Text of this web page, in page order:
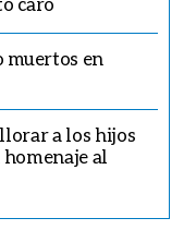
muertos en
a los hijos
al